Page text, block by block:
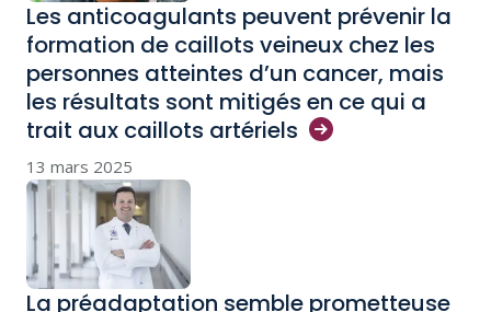
Les anticoagulants peuvent prévenir la
formation de caillots veineux chez les
personnes atteintes d’un cancer, mais
les résultats sont mitigés en ce qui a
trait aux caillots artériels
13 mars 2025
La préadaptation semble prometteuse